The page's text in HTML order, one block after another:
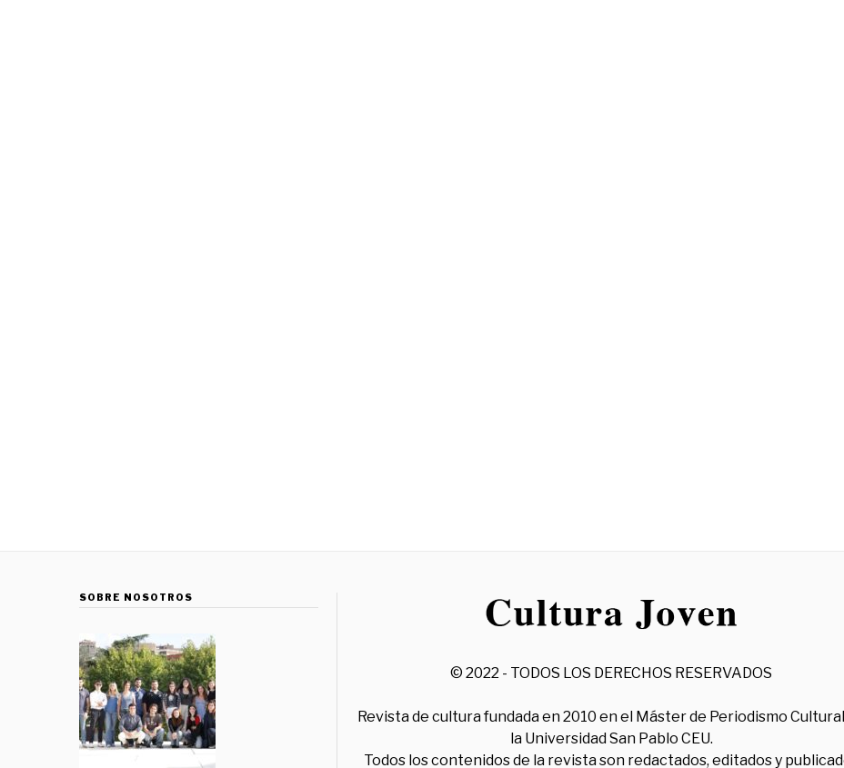
SOBRE NOSOTROS
© 2022 - TODOS LOS DERECHOS RESERVADOS
Revista de cultura fundada en 2010 en el Máster de Periodismo
la Universidad San Pablo CEU.
Todos los contenidos de la revista son redactados, editados y